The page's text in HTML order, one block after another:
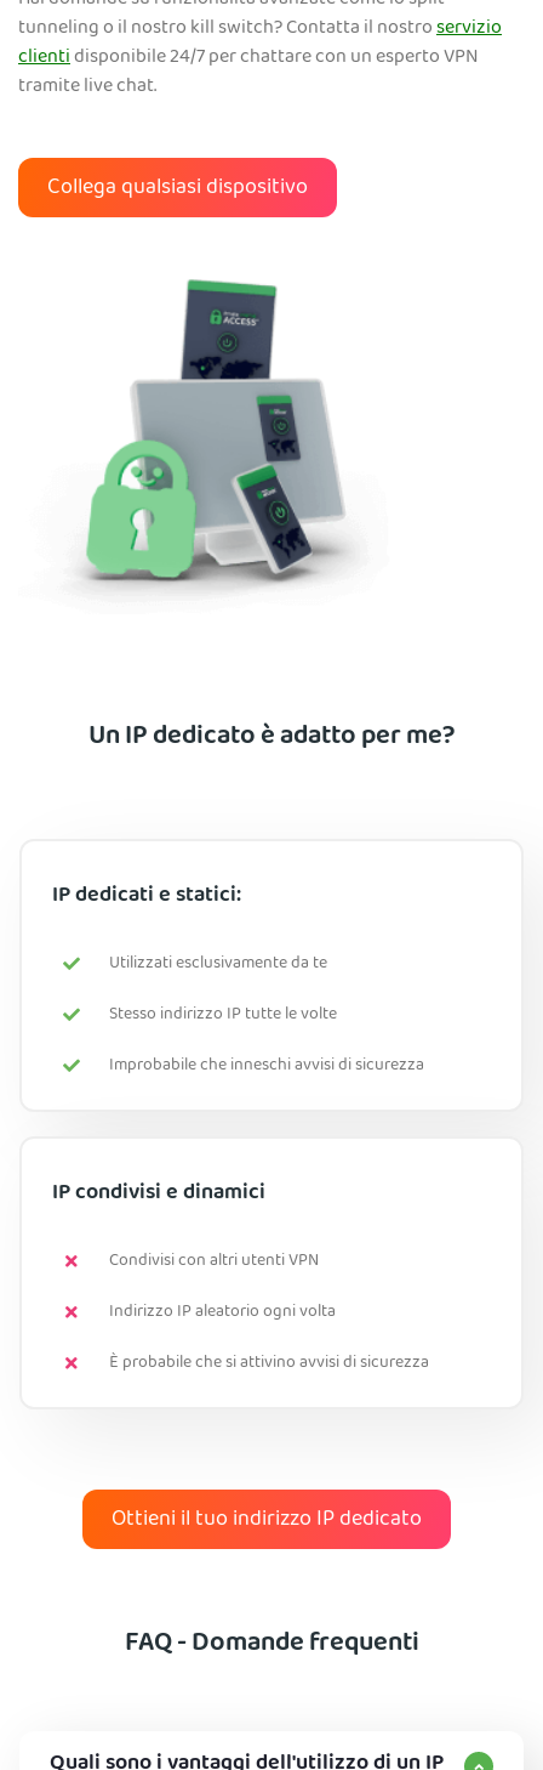
tunneling o il nostro kill switch? Contatta il nostroservizio
clientidisponibile 24/7 per chattare con un esperto VPN
tramite live chat.
Collega qualsiasi dispositivo
Un IP dedicato è adatto per me?
IP dedicati e statici:
Utilizzati esclusivamente da te
Stesso indirizzo IP tutte le volte
Improbabile che inneschi avvisi di sicurezza
IP condivisi e dinamici
Condivisi con altri utenti VPN
Indirizzo IP aleatorio ogni volta
È probabile che si attivino avvisi di sicurezza
Ottieni il tuo indirizzo IP dedicato
FAQ - Domande frequenti